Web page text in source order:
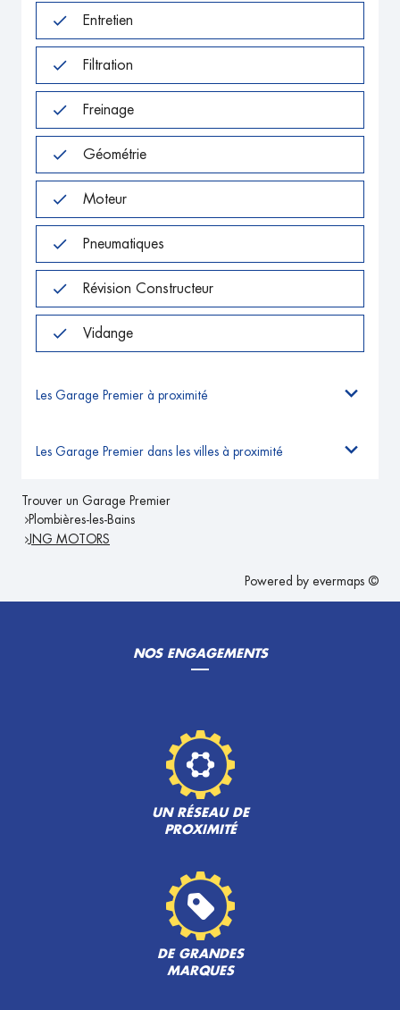
Entretien
Filtration
Freinage
Géométrie
Moteur
Pneumatiques
Révision Constructeur
Vidange
Les Garage Premier à proximité
Les Garage Premier dans les villes à proximité
Trouver un Garage Premier
Plombières-les-Bains
JNG MOTORS
Powered by evermaps ©
NOS ENGAGEMENTS
UN RÉSEAU DE
PROXIMITÉ
DE GRANDES
MARQUES